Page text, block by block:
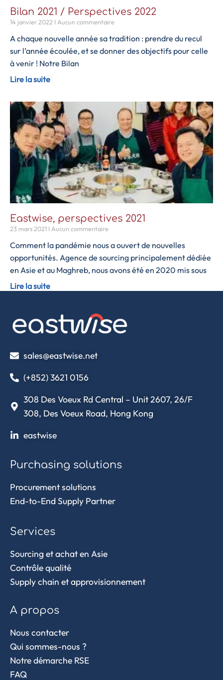
Bilan 2021 / Perspectives 2022
14 janvier 2022 Aucun commentaire
A chaque nouvelle année sa tradition : prendre du recul
sur l’année écoulée, et se donner des objectifs pour celle
à venir ! Notre Bilan
Lire la suite
Eastwise, perspectives 2021
23 mars 2021 Aucun commentaire
Comment la pandémie nous a ouvert de nouvelles
opportunités. Agence de sourcing principalement dédiée
en Asie et au Maghreb, nous avons été en 2020 mis sous
Lire la suite
sales@eastwise.net
(+852) 3621 0156
308 Des Voeux Rd Central – Unit 2607, 26/F
308, Des Voeux Road, Hong Kong
eastwise
Purchasing solutions
Procurement solutions
End-to-End Supply Partner
Services
Sourcing et achat en Asie
Contrôle qualité
Supply chain et approvisionnement
A propos
Nous contacter
Qui sommes-nous ?
Notre démarche RSE
FAQ